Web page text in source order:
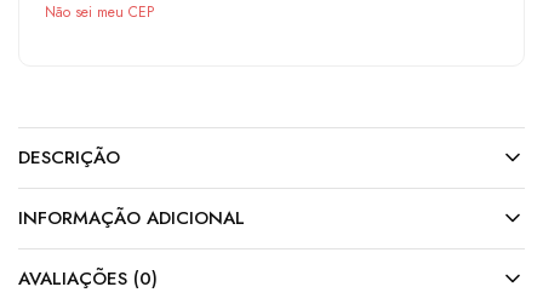
Não sei meu CEP
DESCRIÇÃO
INFORMAÇÃO ADICIONAL
AVALIAÇÕES (0)